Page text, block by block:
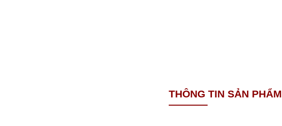
THÔNG TIN SẢN PHẨM